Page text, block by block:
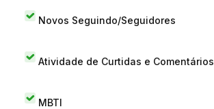
Novos Seguindo/Seguidores
Atividade de Curtidas e Comentários
MBTI